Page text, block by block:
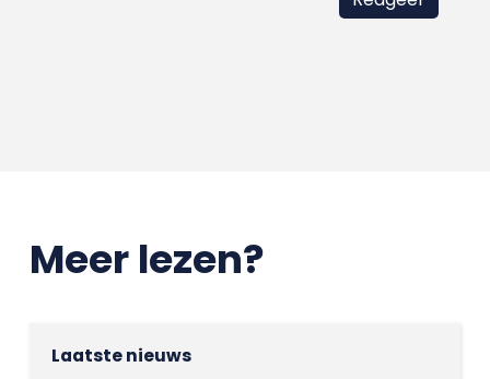
Meer lezen?
Laatste nieuws